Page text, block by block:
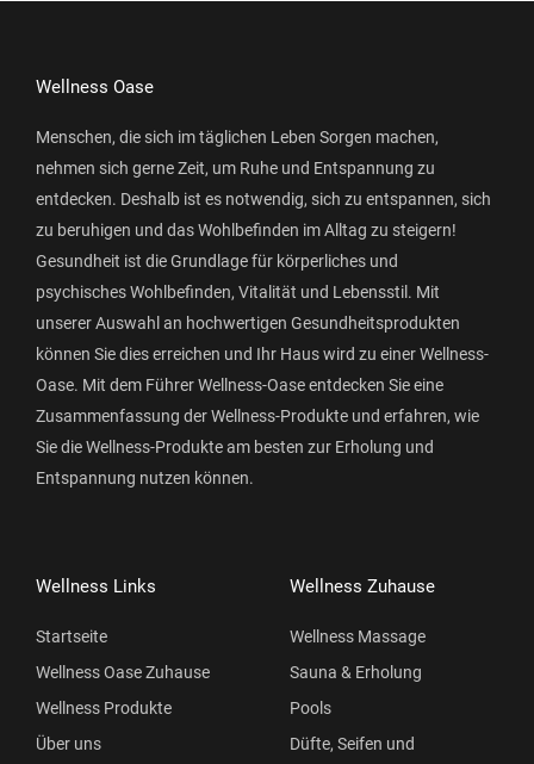
Wellness Oase
Menschen, die sich im täglichen Leben Sorgen machen,
nehmen sich gerne Zeit, um Ruhe und Entspannung zu
entdecken. Deshalb ist es notwendig, sich zu entspannen, sich
zu beruhigen und das Wohlbefinden im Alltag zu steigern!
Gesundheit ist die Grundlage für körperliches und
psychisches Wohlbefinden, Vitalität und Lebensstil. Mit
unserer Auswahl an hochwertigen Gesundheitsprodukten
können Sie dies erreichen und Ihr Haus wird zu einer Wellness-
Oase. Mit dem Führer Wellness-Oase entdecken Sie eine
Zusammenfassung der Wellness-Produkte und erfahren, wie
Sie die Wellness-Produkte am besten zur Erholung und
Entspannung nutzen können.
Wellness Links
Startseite
Wellness Oase Zuhause
Wellness Produkte
Über uns
Wellness Zuhause
Wellness Massage
Sauna & Erholung
Pools
Düfte, Seifen und